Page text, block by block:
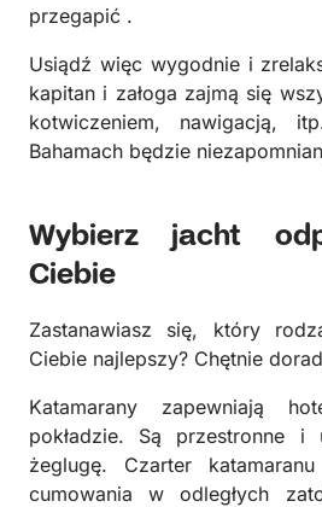
przegapić .
Usiądź więc wygodnie i
kapitan i załoga zajmą się
kotwiczeniem, nawigacją,
Bahamach będzie
Wybierz jacht
Ciebie
Zastanawiasz się, który
Ciebie najlepszy? Chętnie
Katamarany zapewniają
pokładzie. Są przestronne i
żeglugę. Czarter
cumowania w odległych